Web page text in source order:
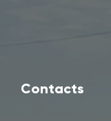
Contacts